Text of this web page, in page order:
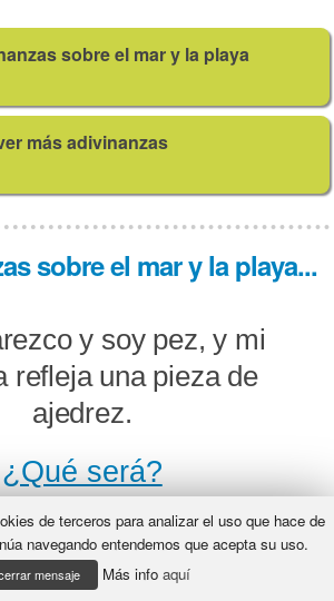
sobre el mar y la playa
más adivinanzas
sobre el mar y la playa...
y soy pez, y mi
refleja una pieza de
ajedrez.
¿Qué será?
ya vienen, haciendo
de terceros para analizar el uso que hace de
navegando entendemos que acepta su uso.
mensaje Más info aquí